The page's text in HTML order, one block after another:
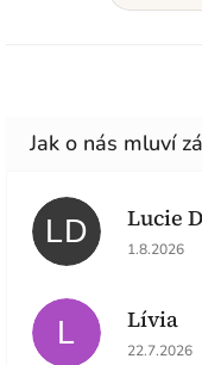
LD Lucie
1.8.2026
L Lívia
22.7.2026